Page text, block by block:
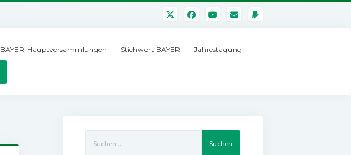
BAYER-Hauptversammlungen Stichwort BAYER Jahrestagung
nach: